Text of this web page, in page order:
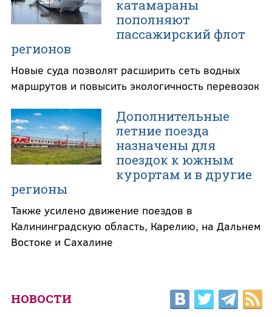
катамараны
пополняют
пассажирский флот
регионов
Новые суда позволят расширить сеть водных
маршрутов и повысить экологичность перевозок
Дополнительные
летние поезда
назначены для
поездок к южным
курортам и в другие
регионы
Также усилено движение поездов в
Калининградскую область, Карелию, на Дальнем
Востоке и Сахалине
НОВОСТИ